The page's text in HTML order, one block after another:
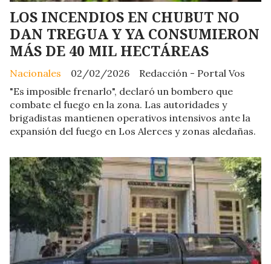
LOS INCENDIOS EN CHUBUT NO
DAN TREGUA Y YA CONSUMIERON
MÁS DE 40 MIL HECTÁREAS
Redacción - Portal Vos
Nacionales
02/02/2026
"Es imposible frenarlo", declaró un bombero que
combate el fuego en la zona. Las autoridades y
brigadistas mantienen operativos intensivos ante la
expansión del fuego en Los Alerces y zonas aledañas.